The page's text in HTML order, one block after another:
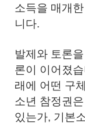
소득을 매개
니다.
발제와 토론
론이 이어졌
래에 어떤 구
소년 참정권
있는가, 기본